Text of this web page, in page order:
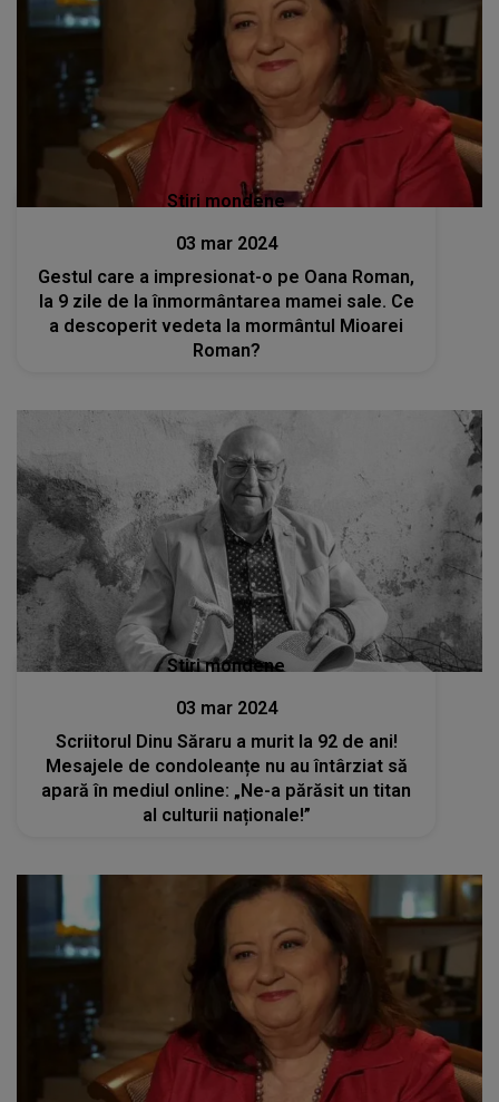
Stiri mondene
03 mar 2024
Gestul care a impresionat-o pe Oana Roman,
la 9 zile de la înmormântarea mamei sale. Ce
a descoperit vedeta la mormântul Mioarei
Roman?
Stiri mondene
03 mar 2024
Scriitorul Dinu Săraru a murit la 92 de ani!
Mesajele de condoleanțe nu au întârziat să
apară în mediul online: „Ne-a părăsit un titan
al culturii naționale!”